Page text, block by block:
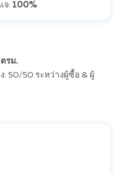
จ: 100%
รม.
: 50/50 ระหว่างผู้ซื้อ & ผู้